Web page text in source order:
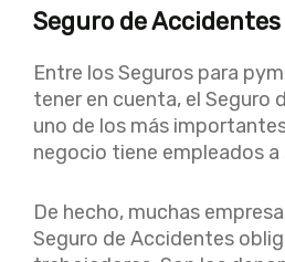
Seguro de
Entre los Seguros para
tener en cuenta, el Seguro
uno de los más
negocio tiene empleados a
De hecho, muchas
Seguro de Accidentes